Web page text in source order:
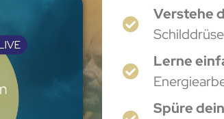
Verstehe
Lerne
Spüre